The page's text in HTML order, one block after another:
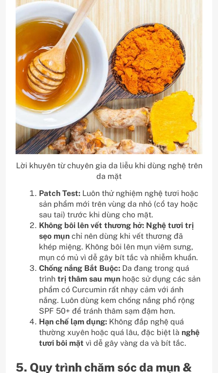
Lời khuyên từ chuyên gia da liễu khi dùng nghệ trên
da mặt
Patch Test: Luôn thử nghiệm nghệ tươi hoặc
sản phẩm mới trên vùng da nhỏ (cổ tay hoặc
sau tai) trước khi dùng cho mặt.
Không bôi lên vết thương hở: Nghệ tươi trị
sẹo mụn chỉ nên dùng khi vết thương đã
khép miệng. Không bôi lên mụn viêm sưng,
mụn có mủ vì dễ gây bít tắc và nhiễm khuẩn.
Chống nắng Bắt Buộc: Da đang trong quá
trình trị thâm sau mụn hoặc sử dụng các sản
phẩm có Curcumin rất nhạy cảm với ánh
nắng. Luôn dùng kem chống nắng phổ rộng
SPF 50+ để tránh thâm sạm đậm hơn.
Hạn chế lạm dụng: Không đắp nghệ quá
thường xuyên hoặc quá lâu, đặc biệt là nghệ
tươi bôi mặt vì dễ gây vàng da và bít tắc.
5. Quy trình chăm sóc da mụn &